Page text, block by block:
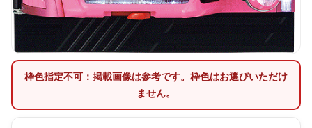
枠色指定不可：掲載画像は参考です。枠色はお選びいただけ
ません。